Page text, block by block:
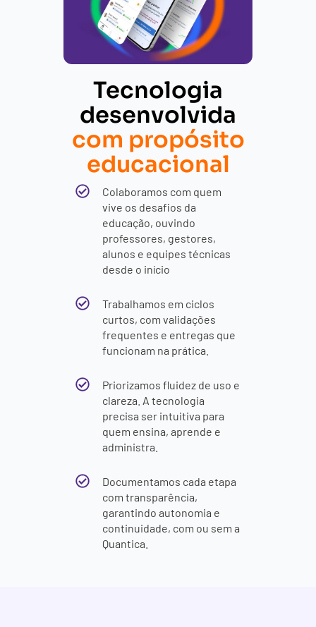
Tecnologia
desenvolvida
com propósito
educacional
Colaboramos com quem
vive os desafios da
educação, ouvindo
professores, gestores,
alunos e equipes técnicas
desde o início
Trabalhamos em ciclos
curtos, com validações
frequentes e entregas que
funcionam na prática.
Priorizamos fluidez de uso e
clareza. A tecnologia
precisa ser intuitiva para
quem ensina, aprende e
administra.
Documentamos cada etapa
com transparência,
garantindo autonomia e
continuidade, com ou sem a
Quantica.